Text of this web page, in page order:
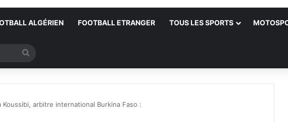
ALGÉRIEN FOOTBALL ETRANGER TOUS LES SPORTS
Koussibi, arbitre international Burkina Faso :